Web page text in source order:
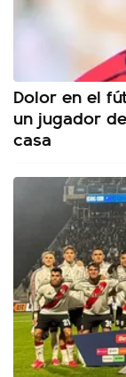
Dolor en el
un jugador
casa